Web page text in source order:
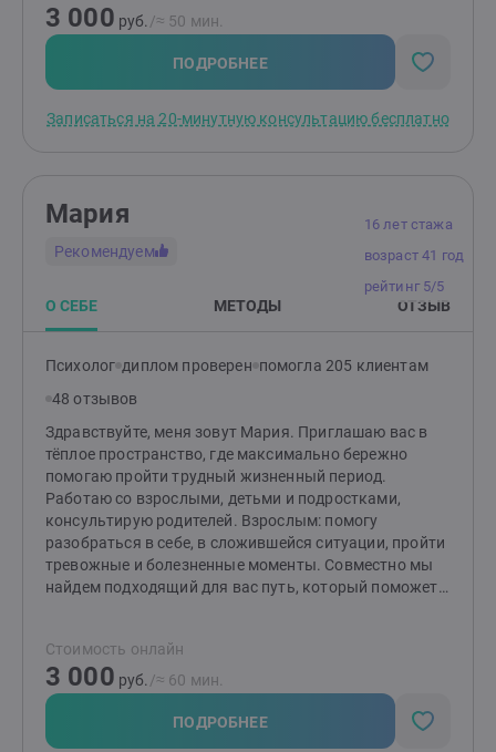
консультациях. Я работаю индивидуально и в паре от
16 лет (с согласия родителей). НЕ работаю с: теми, кто
не верит в психологию; теми, кого заставили прийти;
тяжёлыми психиатрическими диагнозами; любыми
партнёрами в отношениях.
3 000 руб. /≈ 50 мин.
ПОДРОБНЕЕ
Записаться на 20-минутную консультацию бесплатно
16 лет стажа
возраст 41 год
рейтинг 5/5
Мария
Рекомендуем
О СЕБЕ МЕТОДЫ ОТЗЫВ
Психолог диплом проверен помогла 205 клиентам
48 отзывов
Здравствуйте, меня зовут Мария. Приглашаю вас в
тёплое пространство, где максимально бережно
помогаю пройти трудный жизненный период.
Работаю со взрослыми, детьми и подростками,
консультирую родителей. Взрослым: помогу
разобраться в себе, в сложившейся ситуации, пройти
тревожные и болезненные моменты. Совместно мы
найдем подходящий для вас путь, который поможет
страхами, вспышками гнева, эмоциональной
чувствительностью и ранимостью, обрести
уверенность, улучшить отношения с окружающими.
Родителям: помогу разобраться в причинах
возникших трудностей и найти эффективные способы
Стоимость онлайн
3 000 руб. /≈ 60 мин.
ПОДРОБНЕЕ